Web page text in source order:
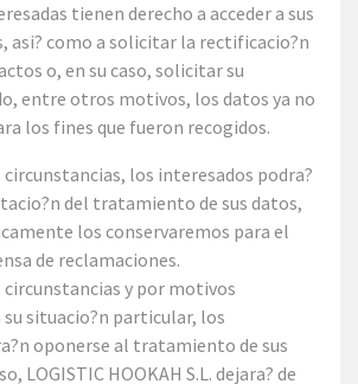
tienen derecho a acceder a sus
asi? como a solicitar la rectificacio?n
o, en su caso, solicitar su
entre otros motivos, los datos ya no
los fines que fueron recogidos.
los interesados podra?
del tratamiento de sus datos,
los conservaremos para el
de reclamaciones.
y por motivos
situacio?n particular, los
oponerse al tratamiento de sus
LOGISTIC HOOKAH S.L. dejara? de